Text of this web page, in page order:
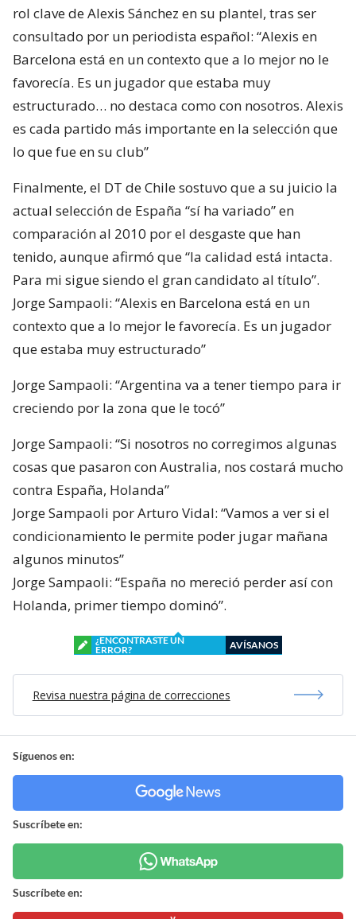
rol clave de Alexis Sánchez en su plantel, tras ser
consultado por un periodista español: “Alexis en
Barcelona está en un contexto que a lo mejor no le
favorecía. Es un jugador que estaba muy
estructurado… no destaca como con nosotros. Alexis
es cada partido más importante en la selección que
lo que fue en su club”
Finalmente, el DT de Chile sostuvo que a su juicio la
actual selección de España “sí ha variado” en
comparación al 2010 por el desgaste que han
tenido, aunque afirmó que “la calidad está intacta.
Para mi sigue siendo el gran candidato al título”.
Jorge Sampaoli: “Alexis en Barcelona está en un
contexto que a lo mejor le favorecía. Es un jugador
que estaba muy estructurado”
Jorge Sampaoli: “Argentina va a tener tiempo para ir
creciendo por la zona que le tocó”
Jorge Sampaoli: “Si nosotros no corregimos algunas
cosas que pasaron con Australia, nos costará mucho
contra España, Holanda”
Jorge Sampaoli por Arturo Vidal: “Vamos a ver si el
condicionamiento le permite poder jugar mañana
algunos minutos”
Jorge Sampaoli: “España no mereció perder así con
Holanda, primer tiempo dominó”.
¿ENCONTRASTE UN
ERROR?
AVÍSANOS
Revisa nuestra página de correcciones
Síguenos en:
Suscríbete en:
Suscríbete en: